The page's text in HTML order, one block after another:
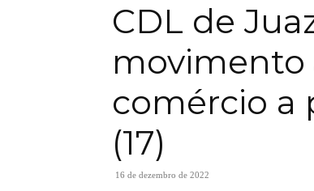
CDL de
comércio a
(17)
16 de dezembro de 2022